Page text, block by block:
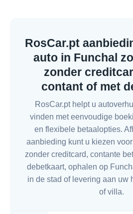
RosCar.pt
auto in Funchal
zonder
contant of met
RosCar.pt helpt u
vinden met eenvoudige
en flexibele betaalopties.
aanbieding kunt u kiezen
zonder creditcard, contante
debetkaart, ophalen op
in de stad of levering aan uw
of villa.